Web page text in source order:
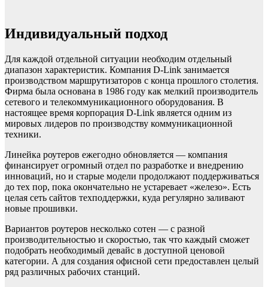
Индивидуальный подход
Для каждой отдельной ситуации необходим отдельный
диапазон характеристик. Компания D-Link занимается
производством маршрутизаторов с конца прошлого столетия.
Фирма была основана в 1986 году как мелкий производитель
сетевого и телекоммуникационного оборудования. В
настоящее время корпорация D-Link является одним из
мировых лидеров по производству коммуникационной
техники.
Линейка роутеров ежегодно обновляется — компания
финансирует огромный отдел по разработке и внедрению
инноваций, но и старые модели продолжают поддерживаться
до тех пор, пока окончательно не устаревает «железо». Есть
целая сеть сайтов техподдержки, куда регулярно заливают
новые прошивки.
Вариантов роутеров несколько сотен — с разной
производительностью и скоростью, так что каждый сможет
подобрать необходимый девайс в доступной ценовой
категории. А для создания офисной сети предоставлен целый
ряд различных рабочих станций.